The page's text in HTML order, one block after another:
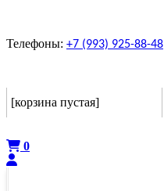
Телефоны: +7 (993) 925-88-48
[корзина пустая]
0